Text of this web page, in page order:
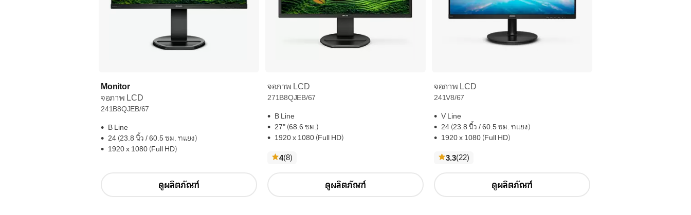
Monitor
จอภาพ LCD
241B8QJEB/67
B Line
24 (23.8 นิ้ว / 60.5 ซม. ทแยง)
1920 x 1080 (Full HD)
ดูผลิตภัณฑ์
จอภาพ LCD
271B8QJEB/67
B Line
27" (68.6 ซม.)
1920 x 1080 (Full HD)
4(8ความ
)
ดูผลิตภัณฑ์
จอภาพ LCD
241V8/67
V Line
24 (23.8 นิ้ว / 60.5 ซม. ทแยง)
1920 x 1080 (Full HD)
3.3(22ความ
)
ดูผลิตภัณฑ์